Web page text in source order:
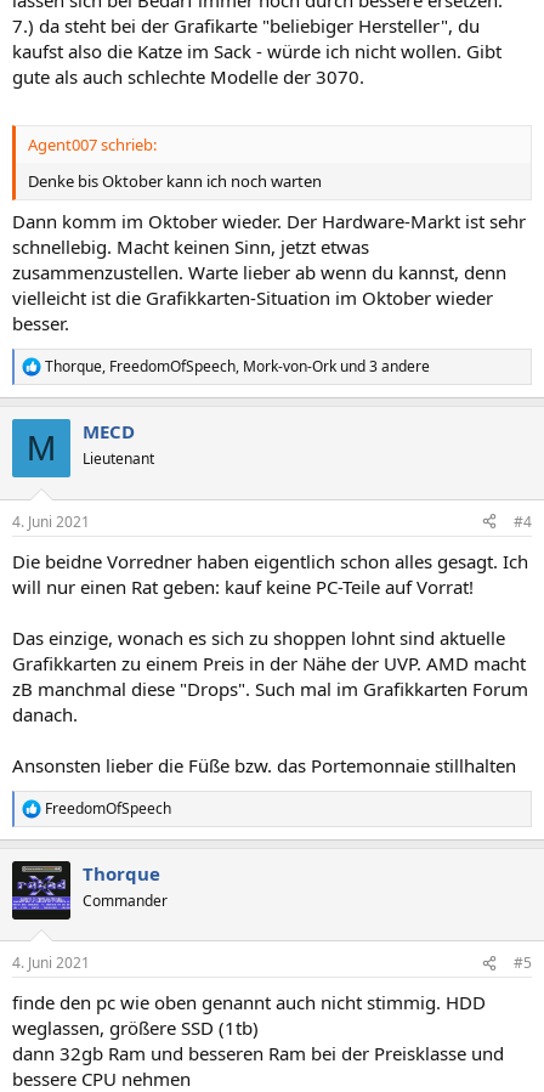
7.) da steht bei der Grafikarte "beliebiger Hersteller", du
kaufst also die Katze im Sack - würde ich nicht wollen. Gibt
gute als auch schlechte Modelle der 3070.
Agent007 schrieb:
Denke bis Oktober kann ich noch warten
Dann komm im Oktober wieder. Der Hardware-Markt ist sehr
schnellebig. Macht keinen Sinn, jetzt etwas
zusammenzustellen. Warte lieber ab wenn du kannst, denn
vielleicht ist die Grafikkarten-Situation im Oktober wieder
besser.
R
e
e
:
Thorque, FreedomOfSpeech, Mork-von-Ork und 3 andere
M MECD
Lieutenant
4. Juni 2021 #4
Die beidne Vorredner haben eigentlich schon alles gesagt. Ich
will nur einen Rat geben: kauf keine PC-Teile auf Vorrat!
Das einzige, wonach es sich zu shoppen lohnt sind aktuelle
Grafikkarten zu einem Preis in der Nähe der UVP. AMD macht
zB manchmal diese "Drops". Such mal im Grafikkarten Forum
danach.
Ansonsten lieber die Füße bzw. das Portemonnaie stillhalten
R
e
k
t
i
e
:
FreedomOfSpeech
Thorque
Commander
4. Juni 2021 #5
finde den pc wie oben genannt auch nicht stimmig. HDD
weglassen, größere SSD (1tb)
dann 32gb Ram und besseren Ram bei der Preisklasse und
bessere CPU nehmen